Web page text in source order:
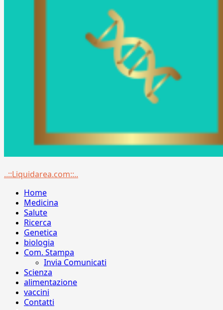
Menu
..::Liquidarea.com::..
Home
Medicina
Salute
Ricerca
Genetica
biologia
Com. Stampa
Invia Comunicati
Scienza
alimentazione
vaccini
Contatti